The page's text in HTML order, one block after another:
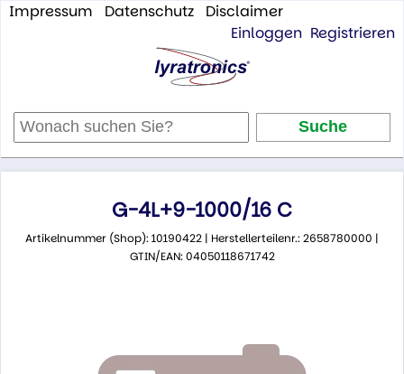
Impressum Datenschutz
Disclaimer
Einloggen Registrieren
G-4L+9-1000/16 C
Artikelnummer (Shop): 10190422 | Herstellerteilenr.: 2658780000 |
GTIN/EAN: 04050118671742